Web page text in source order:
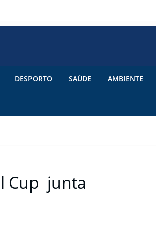
DESPORTO SAÚDE AMBIENTE
Cup junta